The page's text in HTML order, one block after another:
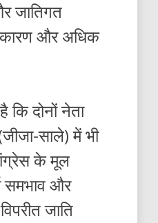
जातिगत
और अधिक
कि दोनों नेता
साले) में भी
के मूल
समभाव और
जाति